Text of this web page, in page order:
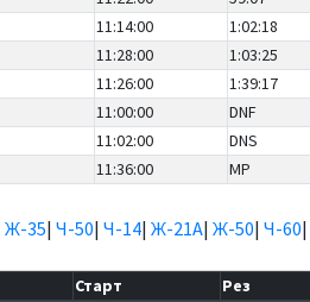
11:14:00 1:02:18
11:28:00 1:03:25
11:26:00 1:39:17
11:00:00
DNF
11:02:00
DNS
11:36:00 MP
Ж-35| Ч-50| Ч-14| Ж-21А| Ж-50| Ч-60|
Старт Рез